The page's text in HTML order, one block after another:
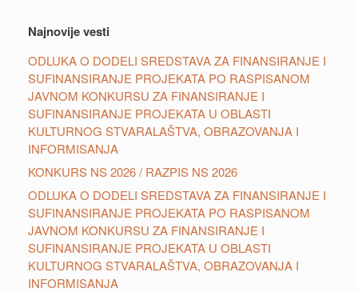
Najnovije vesti
ODLUKA O DODELI SREDSTAVA ZA FINANSIRANJE I
SUFINANSIRANJE PROJEKATA PO RASPISANOM
JAVNOM KONKURSU ZA FINANSIRANJE I
SUFINANSIRANJE PROJEKATA U OBLASTI
KULTURNOG STVARALAŠTVA, OBRAZOVANJA I
INFORMISANJA
KONKURS NS 2026 / RAZPIS NS 2026
ODLUKA O DODELI SREDSTAVA ZA FINANSIRANJE I
SUFINANSIRANJE PROJEKATA PO RASPISANOM
JAVNOM KONKURSU ZA FINANSIRANJE I
SUFINANSIRANJE PROJEKATA U OBLASTI
KULTURNOG STVARALAŠTVA, OBRAZOVANJA I
INFORMISANJA